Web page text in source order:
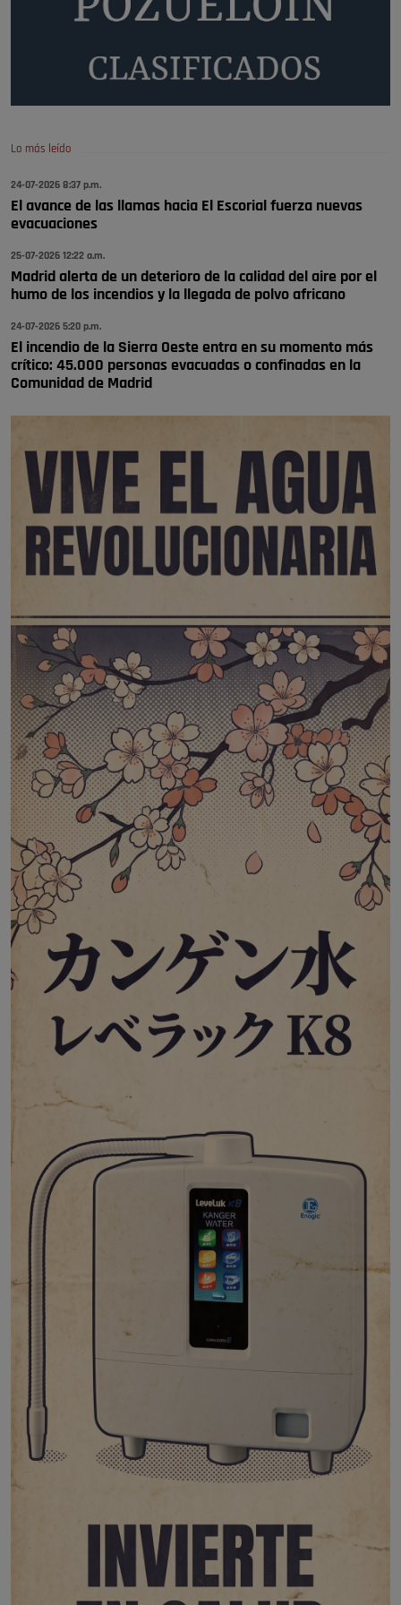
Pozuelo de Alarcón
A ver si llega alguno que de verdad le importe la seguridad de Pozuelo
Pozuelo de Alarcón
Pozuelo de Alarcón
🔴 EXCLUSIVA | El comisario de la …
Lo más leído
24-07-2026 8:37 p.m.
El avance de las llamas hacia El Escorial fuerza nuevas
evacuaciones
25-07-2026 12:22 a.m.
Madrid alerta de un deterioro de la calidad del aire por el
humo de los incendios y la llegada de polvo africano
24-07-2026 5:20 p.m.
El incendio de la Sierra Oeste entra en su momento más
crítico: 45.000 personas evacuadas o confinadas en la
Comunidad de Madrid